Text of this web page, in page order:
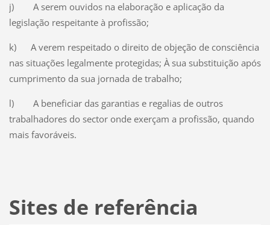
j) A serem ouvidos na elaboração e aplicação da
legislação respeitante à profissão;
k) A verem respeitado o direito de objeção de consciência
nas situações legalmente protegidas; À sua substituição após
cumprimento da sua jornada de trabalho;
l) A beneficiar das garantias e regalias de outros
trabalhadores do sector onde exerçam a profissão, quando
mais favoráveis.
Sites de referência